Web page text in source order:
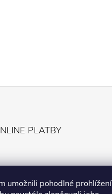
umožnili pohodlné prohlížení
PLATBY